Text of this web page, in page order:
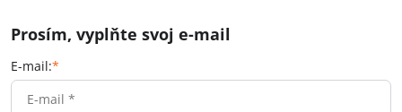
Prosím, vyplňte svoj e-mail
E-mail:*